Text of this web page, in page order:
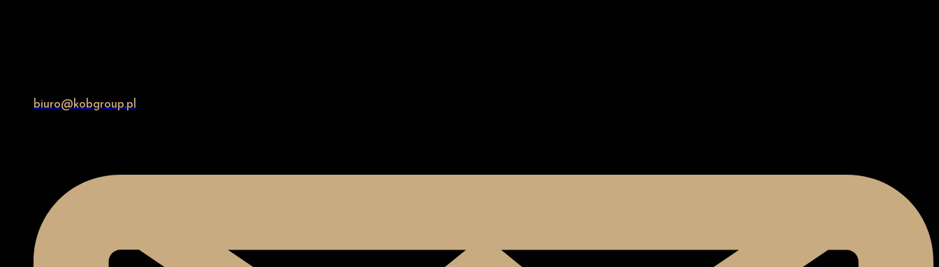
biuro@kobgroup.pl